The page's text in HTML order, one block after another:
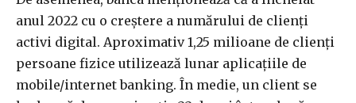
anul 2022 cu o creştere a numărului de clienţi
activi digital. Aproximativ 1,25 milioane de clienţi
persoane fizice utilizează lunar aplicaţiile de
mobile/internet banking. În medie, un client se